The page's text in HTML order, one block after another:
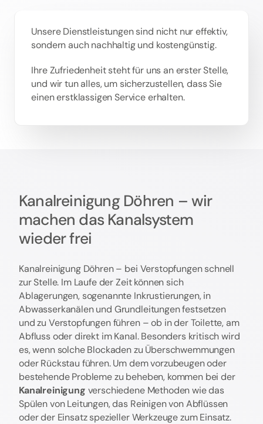
Unsere Dienstleistungen sind nicht nur effektiv,
sondern auch nachhaltig und kostengünstig.
Ihre Zufriedenheit steht für uns an erster Stelle,
und wir tun alles, um sicherzustellen, dass Sie
einen erstklassigen Service erhalten.
Kanalreinigung Döhren – wir
machen das Kanalsystem
wieder frei
Kanalreinigung Döhren – bei Verstopfungen schnell
zur Stelle. Im Laufe der Zeit können sich
Ablagerungen, sogenannte Inkrustierungen, in
Abwasserkanälen und Grundleitungen festsetzen
und zu Verstopfungen führen – ob in der Toilette, am
Abfluss oder direkt im Kanal. Besonders kritisch wird
es, wenn solche Blockaden zu Überschwemmungen
oder Rückstau führen. Um dem vorzubeugen oder
bestehende Probleme zu beheben, kommen bei der
Kanalreinigung verschiedene Methoden wie das
Spülen von Leitungen, das Reinigen von Abflüssen
oder der Einsatz spezieller Werkzeuge zum Einsatz.